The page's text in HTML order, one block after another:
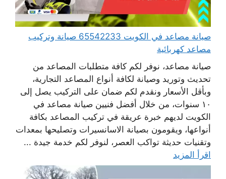
صيانة مصاعد في الكويت 65542233 صيانة وتركيب
مصاعد كهربائية
صيانة مصاعد، نوفر لكم كافة متطلبات المصاعد من
تحديث وتوريد وصيانة لكافة أنواع المصاعد التجارية،
وبأقل الأسعار ونقدم لكم ضمان على التركيب يصل إلى
١٠ سنوات، من خلال أفضل فنيين صيانة مصاعد في
الكويت لديهم خبرة عريقة في تركيب المصاعد بكافة
أنواعها، ويقومون بصيانة الاسانسيرات وتصليحها بمعدات
وتقنيات حديثة تواكب العصر، لنوفر لكم خدمة جيدة ...
اقرأ المزيد